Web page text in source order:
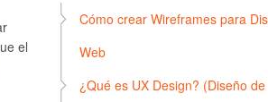
el
Cómo crear Wireframes para
Web
¿Qué es UX Design? (Diseño de